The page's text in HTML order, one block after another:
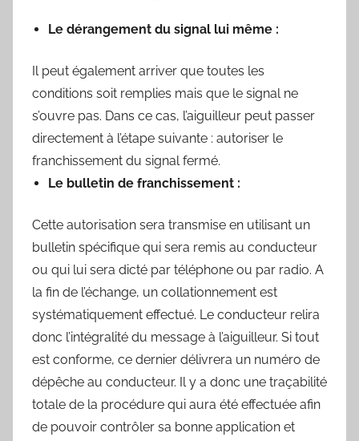
Le dérangement du signal lui même :
Il peut également arriver que toutes les
conditions soit remplies mais que le signal ne
s’ouvre pas. Dans ce cas, l’aiguilleur peut passer
directement à l’étape suivante : autoriser le
franchissement du signal fermé.
Le bulletin de franchissement :
Cette autorisation sera transmise en utilisant un
bulletin spécifique qui sera remis au conducteur
ou qui lui sera dicté par téléphone ou par radio. A
la fin de l’échange, un collationnement est
systématiquement effectué. Le conducteur relira
donc l’intégralité du message à l’aiguilleur. Si tout
est conforme, ce dernier délivrera un numéro de
dépêche au conducteur. Il y a donc une traçabilité
totale de la procédure qui aura été effectuée afin
de pouvoir contrôler sa bonne application et